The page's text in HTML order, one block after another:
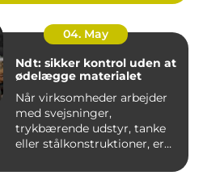
04. May
Ndt: sikker kontrol uden at
ødelægge materialet
Når virksomheder arbejder
med svejsninger,
trykbærende udstyr, tanke
eller stålkonstruktioner, er